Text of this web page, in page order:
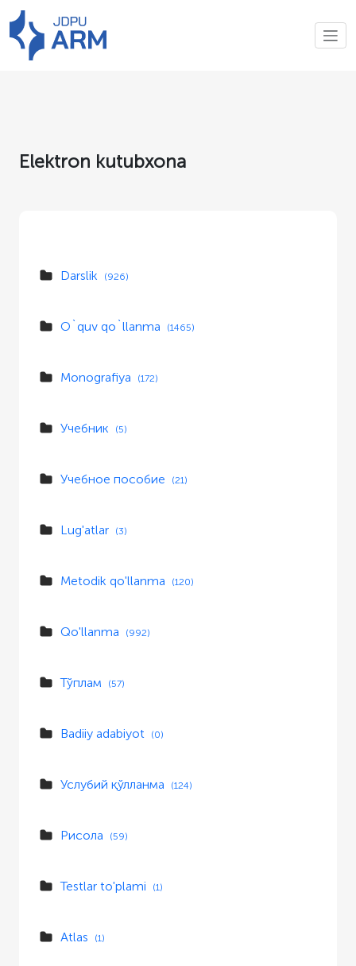
Elektron kutubxona
Darslik (926)
O`quv qo`llanma (1465)
Monografiya (172)
Учебник (5)
Учебное пособие (21)
Lug'atlar (3)
Metodik qo'llanma (120)
Qo'llanma (992)
Тўплам (57)
Badiiy adabiyot (0)
Услубий қўлланма (124)
Рисола (59)
Testlar to'plami (1)
Atlas (1)